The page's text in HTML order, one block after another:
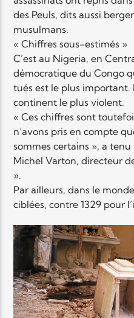
des Peuls, dits aussi
musulmans.
« Chiffres sous-estimés »
C’est au Nigeria, en
démocratique du Congo
tués est le plus important.
continent le plus violent.
« Ces chiffres sont
n’avons pris en compte
sommes certains », a tenu
Michel Varton, directeur
».
Par ailleurs, dans le
ciblées, contre 1329 pour